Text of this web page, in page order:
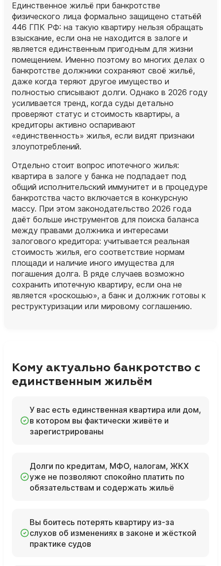
Единственное жильё при банкротстве
физического лица формально защищено статьёй
446 ГПК РФ: на такую квартиру нельзя обращать
взыскание, если она не находится в залоге и
является единственным пригодным для жизни
помещением. Именно поэтому во многих делах о
банкротстве должники сохраняют своё жильё,
даже когда теряют другое имущество и
полностью списывают долги. Однако в 2026 году
усиливается тренд, когда суды детально
проверяют статус и стоимость квартиры, а
кредиторы активно оспаривают
«единственность» жилья, если видят признаки
злоупотреблений.
Отдельно стоит вопрос ипотечного жилья:
квартира в залоге у банка не подпадает под
общий исполнительский иммунитет и в процедуре
банкротства часто включается в конкурсную
массу. При этом законодательство 2026 года
даёт больше инструментов для поиска баланса
между правами должника и интересами
залогового кредитора: учитывается реальная
стоимость жилья, его соответствие нормам
площади и наличие иного имущества для
погашения долга. В ряде случаев возможно
сохранить ипотечную квартиру, если она не
является «роскошью», а банк и должник готовы к
реструктуризации или мировому соглашению.
Кому актуально банкротство с
единственным жильём
У вас есть единственная квартира или дом,
в котором вы фактически живёте и
зарегистрированы
Долги по кредитам, МФО, налогам, ЖКХ
уже не позволяют спокойно платить по
обязательствам и содержать жильё
Вы боитесь потерять квартиру из‑за
слухов об изменениях в законе и жёсткой
практике судов